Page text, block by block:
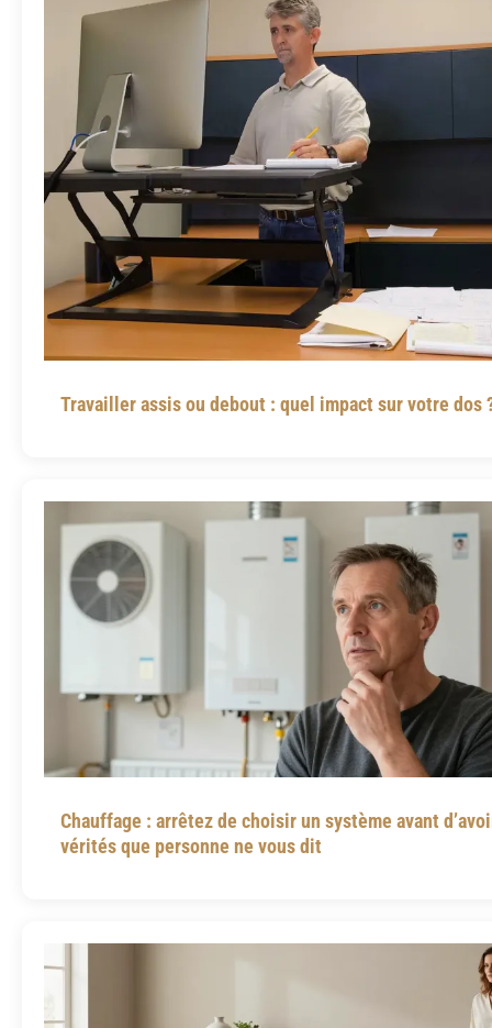
Travailler assis ou debout : quel impact sur votre dos
Chauffage : arrêtez de choisir un système avant
vérités que personne ne vous dit